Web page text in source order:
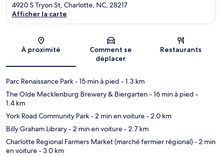
Carte
4920 S Tryon St, Charlotte, NC, 28217
Afficher la carte
À proximité
Comment se
déplacer
Restaurants
Parc Renaissance Park- 15 min à pied - 1.3 km
The Olde Mecklenburg Brewery & Biergarten- 16 min à pied -
1.4 km
York Road Community Park- 2 min en voiture- 2.0 km
Billy Graham Library- 2 min en voiture- 2.7 km
Charlotte Regional Farmers Market (marché fermier régional)- 2 min
en voiture- 3.0 km